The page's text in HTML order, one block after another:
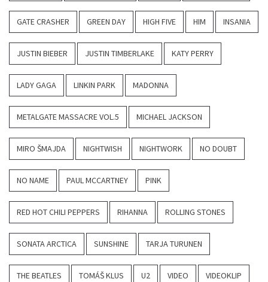
GATE CRASHER GREEN DAY HIGH FIVE HIM INSANIA
JUSTIN BIEBER JUSTIN TIMBERLAKE KATY PERRY
LADY GAGA LINKIN PARK MADONNA
METALGATE MASSACRE VOL.5 MICHAEL JACKSON
MIRO ŠMAJDA NIGHTWISH NIGHTWORK NO DOUBT
NO NAME PAUL MCCARTNEY PINK
RED HOT CHILI PEPPERS RIHANNA ROLLING STONES
SONATA ARCTICA SUNSHINE TARJA TURUNEN
THE BEATLES TOMÁŠ KLUS U2 VIDEO VIDEOKLIP